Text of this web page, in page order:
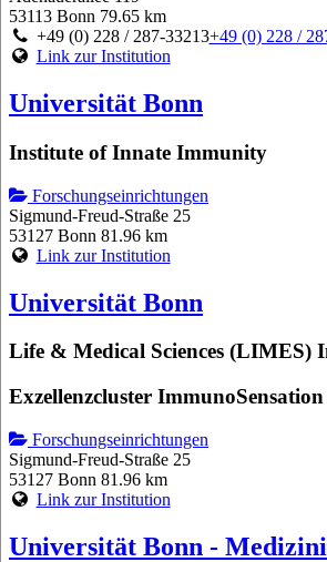
53113 Bonn 79.65 km
+49 (0) 228 / 287-33213+49 (0) 228 /
Link zur Institution
Universität Bonn
Institute of Innate Immunity
Forschungseinrichtungen
Sigmund-Freud-Straße 25
53127 Bonn 81.96 km
Link zur Institution
Universität Bonn
Life & Medical Sciences (LIMES)
Exzellenzcluster ImmunoSensation
Forschungseinrichtungen
Sigmund-Freud-Straße 25
53127 Bonn 81.96 km
Link zur Institution
Universität Bonn -